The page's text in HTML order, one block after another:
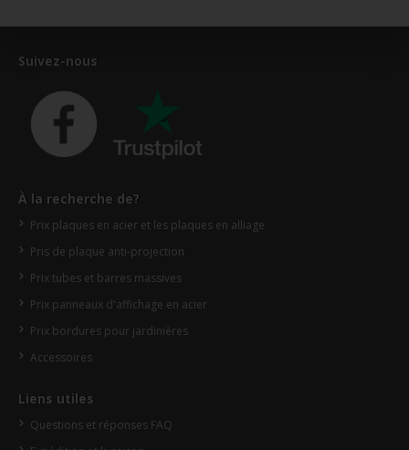
Suivez-nous
À la recherche de?
Prix plaques en acier et les plaques en alliage
Pris de plaque anti-projection
Prix tubes et barres massives
Prix panneaux d'affichage en acier
Prix bordures pour jardinières
Accessoires
Liens utiles
Questions et réponses FAQ